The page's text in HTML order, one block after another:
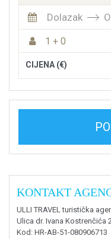
Dolazak
1 + 0
CIJENA (€)
KONTAKT
ULLI TRAVEL turistička
Ulica dr. Ivana Kostrenčića
Kod : HR-AB-51-080906713